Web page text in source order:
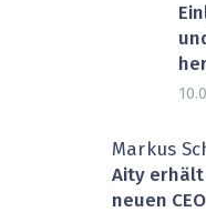
Markus
Aity erhält
neuen CEO